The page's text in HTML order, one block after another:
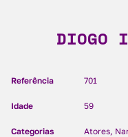
DIOGO
Referência 701
Idade 59
Categorias Atores,